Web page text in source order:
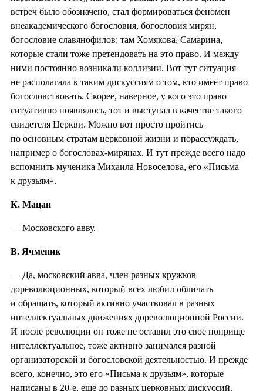
встреч было обозначено, стал формироваться феномен
внеакадемического богословия, богословия мирян,
богословие славянофилов: там Хомякова, Самарина,
которые стали тоже претендовать на это право. И между
ними постоянно возникали коллизии. Вот тут ситуация
не располагала к таким дискуссиям о том, кто имеет право
богословствовать. Скорее, наверное, у кого это право
ситуативно появлялось, тот и выступал в качестве такого
свидетеля Церкви. Можно вот просто пройтись
по основным стратам церковной жизни и порассуждать,
например о богословах-мирянах. И тут прежде всего надо
вспомнить мученика Михаила Новоселова, его «Письма
к друзьям».
К. Мацан
— Московского авву.
В. Ячменик
— Да, московский авва, член разных кружков
дореволюционных, который всех любил обличать
и обращать, который активно участвовал в разных
интеллектуальных движениях дореволюционной России.
И после революции он тоже не оставил это свое поприще
интеллектуальное, тоже активно занимался разной
организаторской и богословской деятельностью. И прежде
всего, конечно, это его «Письма к друзьям», которые
написаны в 20-е, еще до разных церковных дискуссий.